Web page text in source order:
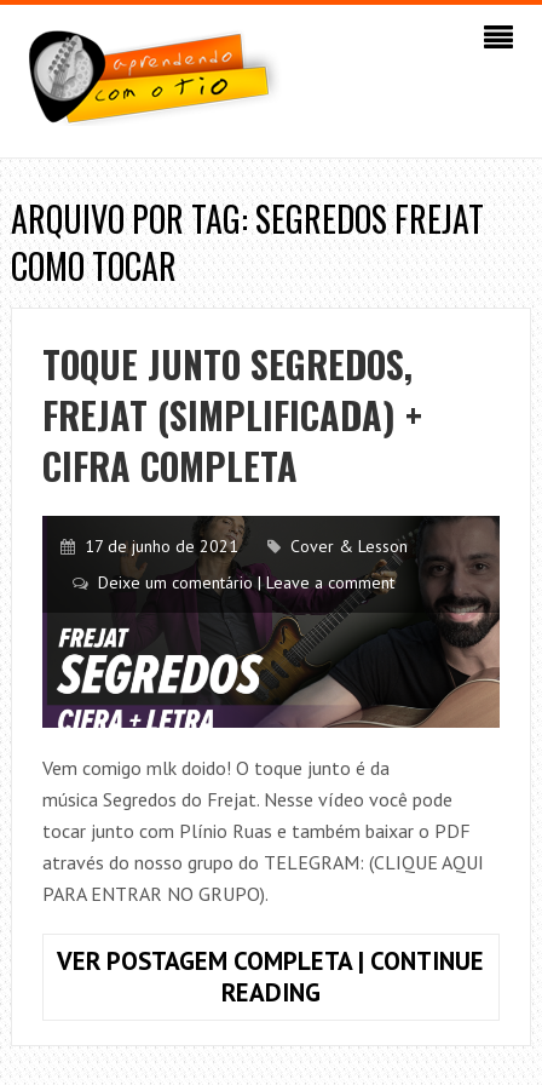
ARQUIVO POR TAG: SEGREDOS FREJAT
COMO TOCAR
TOQUE JUNTO SEGREDOS,
FREJAT (SIMPLIFICADA) +
CIFRA COMPLETA
17 de junho de 2021
Cover & Lesson
Deixe um comentário | Leave a comment
Vem comigo mlk doido! O toque junto é da
música Segredos do Frejat. Nesse vídeo você pode
tocar junto com Plínio Ruas e também baixar o PDF
através do nosso grupo do TELEGRAM: (CLIQUE AQUI
PARA ENTRAR NO GRUPO).
VER POSTAGEM COMPLETA | CONTINUE
READINGTOQUE
SEGREDOS,